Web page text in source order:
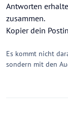
Antworten
zusammen.
Kopier dein
Es kommt nicht
sondern mit den